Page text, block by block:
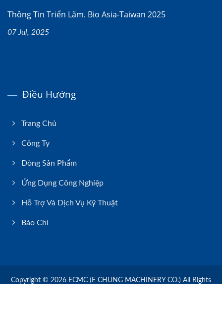
Thông Tin Triển Lãm. Bio Asia-Taiwan 2025
07 Jul, 2025
Điều Hướng
Trang Chủ
Công Ty
Dòng Sản Phẩm
Ứng Dụng Công Nghiệp
Hỗ Trợ Và Dịch Vụ Kỹ Thuật
Báo Chí
Copyright © 2026 ECMC (E CHUNG MACHINERY CO.) All Rights